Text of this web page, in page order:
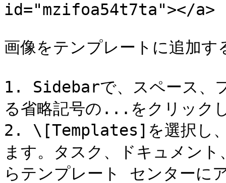
id="mzifoa54t7ta"></a>
画像をテンプレートに追加す
1. Sidebarで、スペース、
る省略記号の...をクリック
2. \[Templates]を選択し
ます。タスク、ドキュメン
らテンプレート センターに